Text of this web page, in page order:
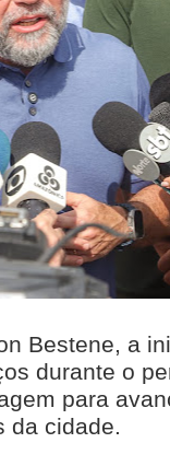
Bestene, a
durante o
para
da cidade.